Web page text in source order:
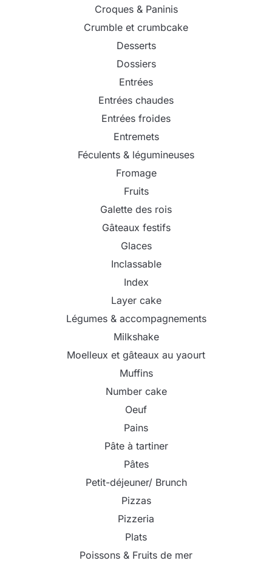
Croques & Paninis
Crumble et crumbcake
Desserts
Dossiers
Entrées
Entrées chaudes
Entrées froides
Entremets
Féculents & légumineuses
Fromage
Fruits
Galette des rois
Gâteaux festifs
Glaces
Inclassable
Index
Layer cake
Légumes & accompagnements
Milkshake
Moelleux et gâteaux au yaourt
Muffins
Number cake
Oeuf
Pains
Pâte à tartiner
Pâtes
Petit-déjeuner/ Brunch
Pizzas
Pizzeria
Plats
Poissons & Fruits de mer